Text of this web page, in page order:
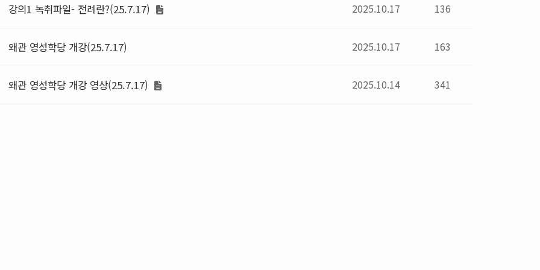
강의1 녹취파일- 전례란?(25.7.17) 2025.10.17 136
왜관 영성학당 개강(25.7.17) 2025.10.17 163
왜관 영성학당 개강 영상(25.7.17) 2025.10.14 341